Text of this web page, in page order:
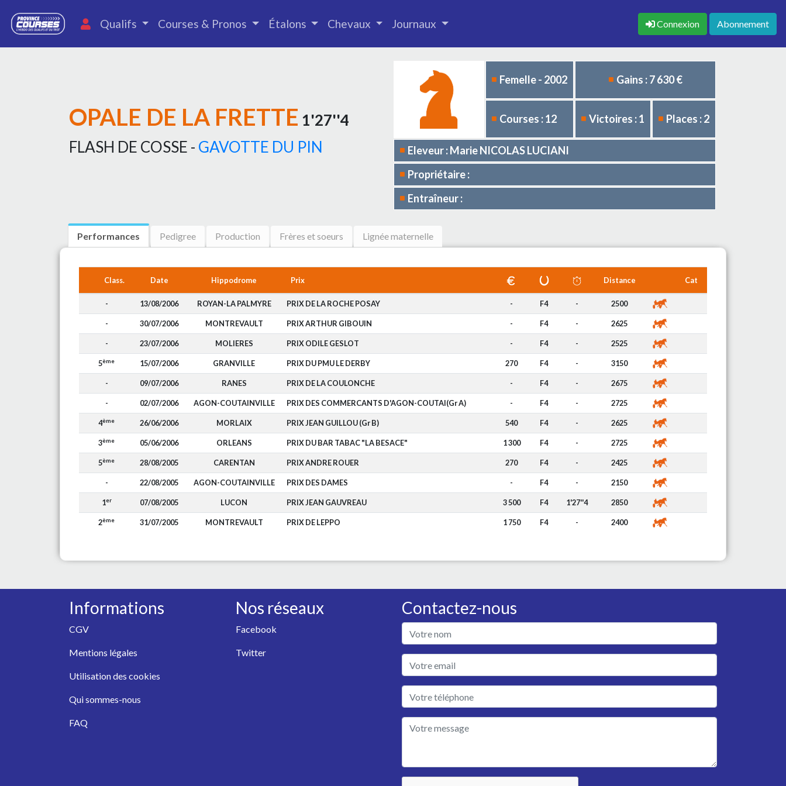
Qualifs Courses & Pronos Étalons Chevaux Journaux Connexion Abonnement
OPALE DE LA FRETTE 1'27''4
FLASH DE COSSE - GAVOTTE DU PIN
Femelle - 2002 Gains : 7 630 €
Courses : 12 Victoires : 1 Places : 2
Eleveur : Marie NICOLAS LUCIANI
Propriétaire :
Entraîneur :
Performances Pedigree Production Frères et soeurs Lignée maternelle
Class. Date Hippodrome Prix Distance Cat
- 13/08/2006 ROYAN-LA PALMYRE PRIX DE LA ROCHE POSAY - F4 - 2500
- 30/07/2006 MONTREVAULT PRIX ARTHUR GIBOUIN - F4 - 2625
- 23/07/2006 MOLIERES PRIX ODILE GESLOT - F4 - 2525
5ème 15/07/2006 GRANVILLE PRIX DU PMU LE DERBY 270 F4 - 3150
- 09/07/2006 RANES PRIX DE LA COULONCHE - F4 - 2675
- 02/07/2006 AGON-COUTAINVILLE PRIX DES COMMERCANTS D'AGON-COUTAI(Gr A) - F4 - 2725
4ème 26/06/2006 MORLAIX PRIX JEAN GUILLOU (Gr B) 540 F4 - 2625
3ème 05/06/2006 ORLEANS PRIX DU BAR TABAC "LA BESACE" 1 300 F4 - 2725
5ème 28/08/2005 CARENTAN PRIX ANDRE ROUER 270 F4 - 2425
- 22/08/2005 AGON-COUTAINVILLE PRIX DES DAMES - F4 - 2150
1er 07/08/2005 LUCON PRIX JEAN GAUVREAU 3 500 F4 1'27''4 2850
2ème 31/07/2005 MONTREVAULT PRIX DE LEPPO 1 750 F4 - 2400
Informations
CGV
Mentions légales
Utilisation des cookies
Qui sommes-nous
FAQ
Nos réseaux
Facebook
Twitter
Contactez-nous